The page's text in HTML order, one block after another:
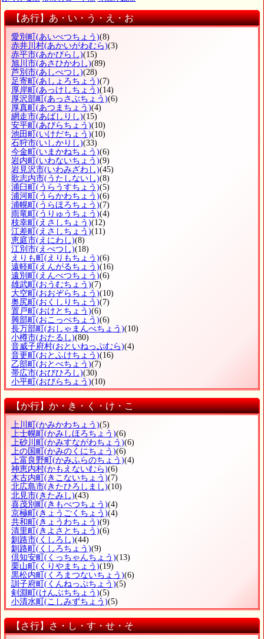
【あ行】あ・い・う・え・お
愛別町 (あいべつちょう)(8)
赤井川村(あかいがわむら)(3)
赤平市(あかびらし)(15)
旭川市(あさひかわし)(89)
芦別市(あしべつし)(28)
足寄町 (あしょろちょう)(7)
厚岸町 (あっけしちょう)(14)
厚沢部町 (あっさぶちょう)(6)
厚真町 (あつまちょう)(4)
網走市(あばしりし)(15)
安平町 (あびらちょう)(10)
池田町 (いけだちょう)(10)
石狩市(いしかりし)(33)
今金町 (いまかねちょう)(6)
岩内町 (いわないちょう)(9)
岩見沢市(いわみざわし)(45)
歌志内市(うたしないし)(8)
浦臼町 (うらうすちょう)(5)
浦河町 (うらかわちょう)(6)
浦幌町 (うらほろちょう)(7)
雨竜町 (うりゅうちょう)(4)
枝幸町 (えさしちょう)(12)
江差町 (えさしちょう)(11)
恵庭市(えにわし)(8)
江別市(えべつし)(18)
えりも町 (えりもちょう)(6)
遠軽町 (えんがるちょう)(16)
遠別町 (えんべつちょう)(6)
雄武町 (おうむちょう)(7)
大空町 (おおぞらちょう)(10)
奥尻町 (おくしりちょう)(7)
置戸町 (おけとちょう)(6)
興部町 (おこっぺちょう)(6)
長万部町 (おしゃまんべちょう)(10)
小樽市(おたるし)(80)
音威子府村(おといねっぷむら)(4)
音更町 (おとふけちょう)(16)
乙部町 (おとべちょう)(7)
帯広市(おびひろし)(30)
小平町 (おびらちょう)(10)
【か行】か・き・く・け・こ
上川町(かみかわちょう)(5)
上士幌町(かみしほろちょう)(6)
上砂川町(かみすながわちょう)(6)
上の国町(かみのくにちょう)(6)
上富良野町(かみふらのちょう)(4)
神恵内村(かもえないむら)(6)
木古内町(きこないちょう)(7)
北広島市(きたひろしまし)(10)
北見市(きたみし)(43)
喜茂別町(きもべつちょう)(4)
京極町(きょうごくちょう)(4)
共和町(きょうわちょう)(9)
清里町(きよさとちょう)(6)
釧路市(くしろし)(44)
釧路町(くしろちょう)(9)
倶知安町(くっちゃんちょう)(13)
栗山町(くりやまちょう)(19)
黒松内町(くろまつないちょう)(6)
訓子府町(くんねっぷちょう)(5)
剣淵町(けんぶちちょう)(5)
小清水町(こしみずちょう)(5)
【さ行】さ・し・す・せ・そ